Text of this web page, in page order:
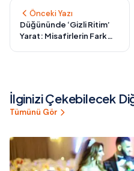
Önceki Yazı
Düğününde ‘Gizli Ritim’
Yarat: Misafirlerin Fark
İlginizi Çekebilecek
Tümünü Gör